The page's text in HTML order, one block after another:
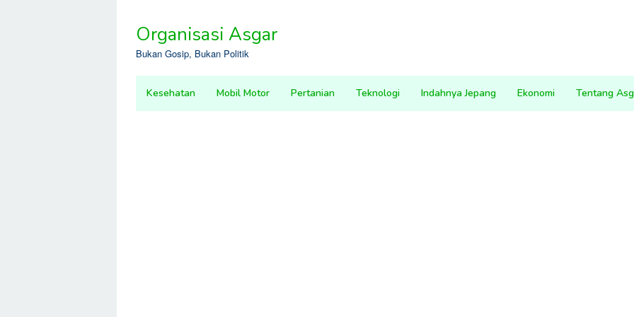
contentOrganisasi Asgar
Bukan Gosip, Bukan Politik
Kesehatan Mobil Motor Pertanian Teknologi Indahnya Jepang Ekonomi Tentang